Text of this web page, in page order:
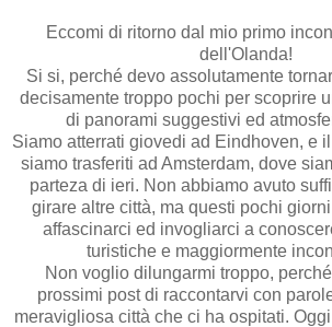
Eccomi di ritorno dal mio primo
dell'Olanda!
Si si, perché devo assolutamente
decisamente troppo pochi per scoprire
di panorami suggestivi ed
Siamo atterrati giovedi ad Eindhoven, e
siamo trasferiti ad Amsterdam, dove
parteza di ieri. Non abbiamo avuto
girare altre città, ma questi pochi
affascinarci ed invogliarci a
turistiche e maggiormente
Non voglio dilungarmi troppo,
prossimi post di raccontarvi con
meravigliosa città che ci ha ospitati.